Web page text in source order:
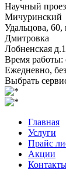
Научный
Мичуринский
Удальцова, 60,
Дмитровка
Лобненская
Время работы:
Ежедневно,
Выбрать
Главная
Услуги
Прайс
Акции